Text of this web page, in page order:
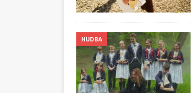
HUDBA